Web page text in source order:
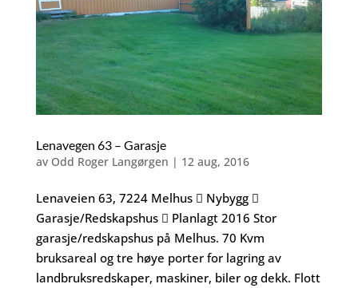
Lenavegen 63 – Garasje
av Odd Roger Langørgen | 12 aug, 2016
Lenaveien 63, 7224 Melhus  Nybygg 
Garasje/Redskapshus  Planlagt 2016 Stor
garasje/redskapshus på Melhus. 70 Kvm
bruksareal og tre høye porter for lagring av
landbruksredskaper, maskiner, biler og dekk. Flott